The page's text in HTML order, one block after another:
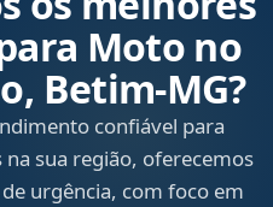
Moto no
Betim‑MG?
confiável para
sua região, oferecemos
urgência, com foco em